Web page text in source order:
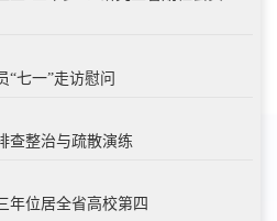
七一”走访慰问
查整治与疏散演练
年位居全省高校第四